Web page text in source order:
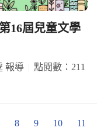
16屆兒童文學
報導
點閱數：211
8 9 10 11